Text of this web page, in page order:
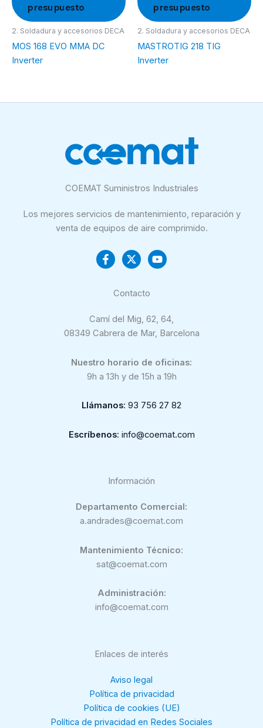
presupuesto
2. Soldadura y accesorios DECA
MOS 168 EVO MMA DC
Inverter
presupuesto
2. Soldadura y accesorios DECA
MASTROTIG 218 TIG
Inverter
COEMAT Suministros Industriales
Los mejores servicios de mantenimiento, reparación y
venta de equipos de aire comprimido.
Contacto
Camí del Mig, 62, 64,
08349 Cabrera de Mar, Barcelona
Nuestro horario de oficinas:
9h a 13h y de 15h a 19h
Llámanos: 93 756 27 82
Escríbenos: info@coemat.com
Información
Departamento Comercial:
a.andrades@coemat.com
Mantenimiento Técnico:
sat@coemat.com
Administración:
info@coemat.com
Enlaces de interés
Aviso legal
Política de privacidad
Política de cookies (UE)
Política de privacidad en Redes Sociales